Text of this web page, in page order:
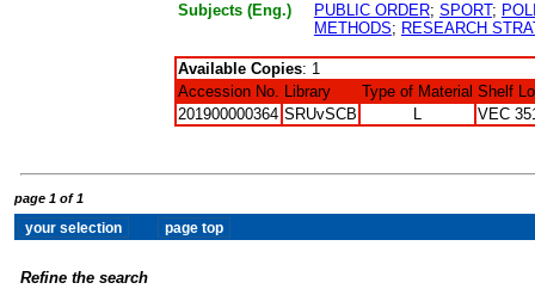
Subjects (Eng.)
PUBLIC ORDER; SPORT;
METHODS; RESEARCH
Available Copies: 1
Accession No. Library Type of Material Shelf
201900000364 SRUvSCB L VEC
page 1 of 1
Refine the search